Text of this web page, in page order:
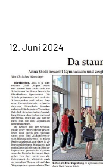
KONTAKT
12. Juni 2024